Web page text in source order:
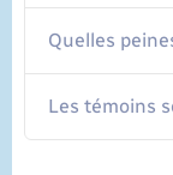
Quelles
Les témoins